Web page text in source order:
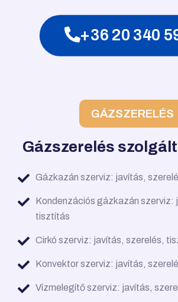
+36 20 340
GÁZSZERELÉS
Gázszerelés
Gázkazán szerviz: javítás,
Kondenzációs gázkazán szerviz:
tisztítás
Cirkó szerviz: javítás, szerelés,
Konvektor szerviz: javítás,
Vízmelegítő szerviz: javítás,